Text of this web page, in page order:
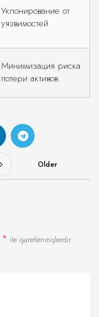
Уклонирование от
уязвимостей.
Минимизация риска
потери активов.
Older
* ile işaretlenmişlerdir